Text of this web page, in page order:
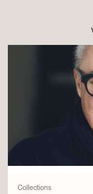
Collections